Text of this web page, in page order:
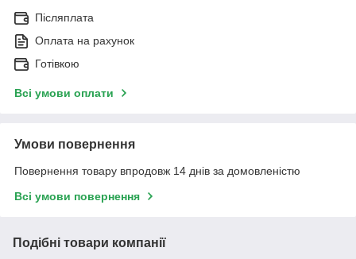
Післяплата
Оплата на рахунок
Готівкою
Всі умови оплати
Умови повернення
Повернення товару впродовж 14 днів за домовленістю
Всі умови повернення
Подібні товари компанії